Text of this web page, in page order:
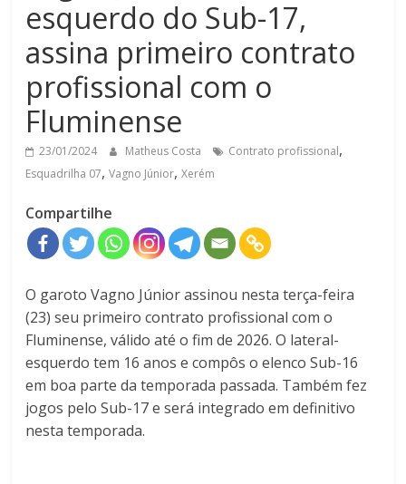
esquerdo do Sub-17,
assina primeiro contrato
profissional com o
Fluminense
23/01/2024 Matheus Costa Contrato profissional,
Esquadrilha 07,Vagno Júnior,Xerém
Compartilhe
O garoto Vagno Júnior assinou nesta terça-feira
(23) seu primeiro contrato profissional com o
Fluminense, válido até o fim de 2026. O lateral-
esquerdo tem 16 anos e compôs o elenco Sub-16
em boa parte da temporada passada. Também fez
jogos pelo Sub-17 e será integrado em definitivo
nesta temporada.